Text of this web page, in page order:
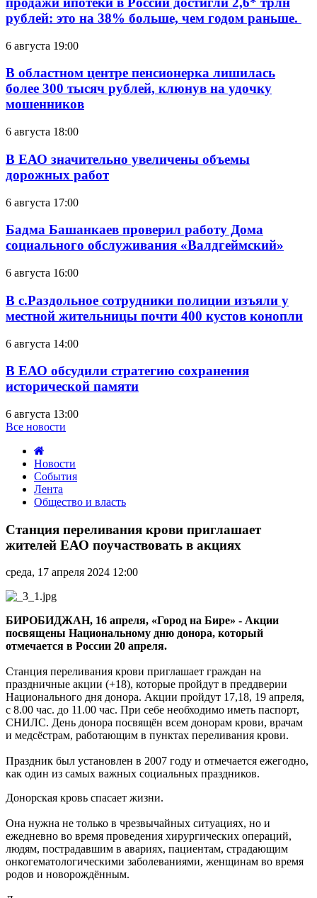
рублей: это на 38% больше, чем годом раньше.
6 августа 19:00
В областном центре пенсионерка лишилась
более 300 тысяч рублей, клюнув на удочку
мошенников
6 августа 18:00
В ЕАО значительно увеличены объемы
дорожных работ
6 августа 17:00
Бадма Башанкаев проверил работу Дома
социального обслуживания «Валдгеймский»
6 августа 16:00
В с.Раздольное сотрудники полиции изъяли у
местной жительницы почти 400 кустов конопли
6 августа 14:00
В ЕАО обсудили стратегию сохранения
исторической памяти
6 августа 13:00
Все новости
Новости
События
Лента
Общество и власть
переливания
крови
приглашает
ЕАО
поучаствовать
в
акциях
Станция переливания крови приглашает
жителей ЕАО поучаствовать в акциях
среда, 17 апреля 2024 12:00
БИРОБИДЖАН, 16 апреля, «Город на Бире» - Акции
посвящены Национальному дню донора, который
отмечается в России 20 апреля.
Станция переливания крови приглашает граждан на
праздничные акции (+18), которые пройдут в преддверии
Национального дня донора. Акции пройдут 17,18, 19 апреля,
с 8.00 час. до 11.00 час. При себе необходимо иметь паспорт,
СНИЛС. День донора посвящён всем донорам крови, врачам
и медсёстрам, работающим в пунктах переливания крови.
Праздник был установлен в 2007 году и отмечается ежегодно,
как один из самых важных социальных праздников.
Донорская кровь спасает жизни.
Она нужна не только в чрезвычайных ситуациях, но и
ежедневно во время проведения хирургических операций,
людям, пострадавшим в авариях, пациентам, страдающим
онкогематологическими заболеваниями, женщинам во время
родов и новорождённым.